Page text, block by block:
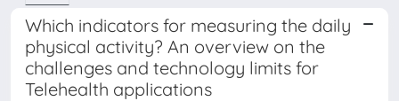
Which indicators for measuring the daily
physical activity? An overview on the
challenges and technology limits for
Telehealth applications